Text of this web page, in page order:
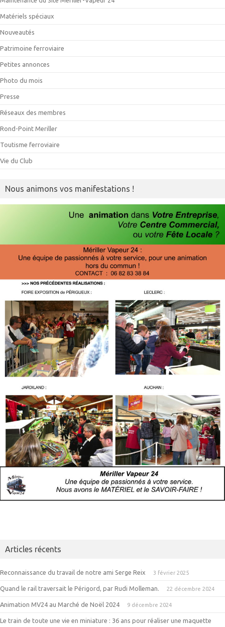
Matériels spéciaux
Nouveautés
Patrimoine ferroviaire
Petites annonces
Photo du mois
Presse
Réseaux des membres
Rond-Point Meriller
Toutisme ferroviaire
Vie du Club
Nous animons vos manifestations !
Articles récents
Reconnaissance du travail de notre ami Serge Reix 3 février 2025
Quand le rail traversait le Périgord, par Rudi Molleman. 22 décembre 2024
Animation MV24 au Marché de Noël 2024 9 décembre 2024
Le train de toute une vie en miniature : 36 ans pour réaliser une maquette